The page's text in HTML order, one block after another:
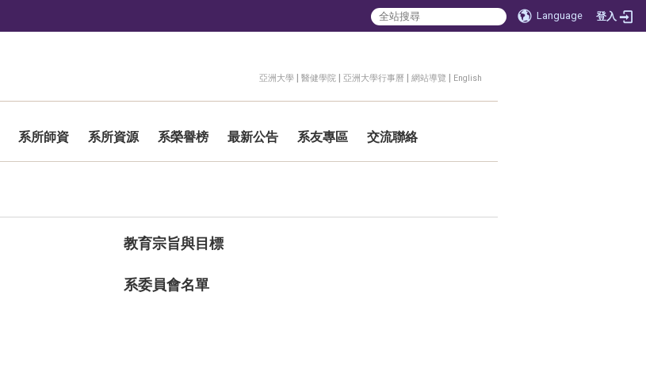
Language 登入
亞洲大學 | 醫健學院 | 亞洲大學行事曆 | 網站導覽 | English
系所師資 系所資源 系榮譽榜 最新公告 系友專區 交流聯絡
教育宗旨與目標
系委員會名單